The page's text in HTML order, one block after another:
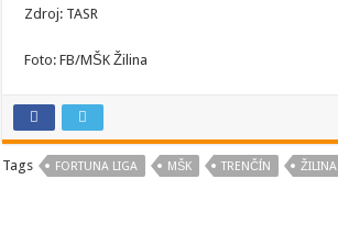
Zdroj: TASR
Foto: FB/MŠK Žilina
Tags FORTUNA LIGA MŠK TRENČÍN ŽILINA